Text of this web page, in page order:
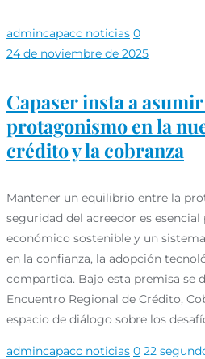
admincapacc noticias 0
24 de noviembre de 2025
Capaser insta a
protagonismo en la
crédito y la cobranza
Mantener un equilibrio entre la
seguridad del acreedor es esencial
económico sostenible y un
en la confianza, la adopción
compartida. Bajo esta premisa se
Encuentro Regional de Crédito,
espacio de diálogo sobre los
admincapacc noticias 0 22